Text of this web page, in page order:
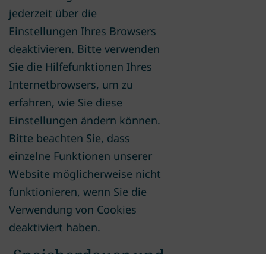
jederzeit über die
Einstellungen Ihres Browsers
deaktivieren. Bitte verwenden
Sie die Hilfefunktionen Ihres
Internetbrowsers, um zu
erfahren, wie Sie diese
Einstellungen ändern können.
Bitte beachten Sie, dass
einzelne Funktionen unserer
Website möglicherweise nicht
funktionieren, wenn Sie die
Verwendung von Cookies
deaktiviert haben.